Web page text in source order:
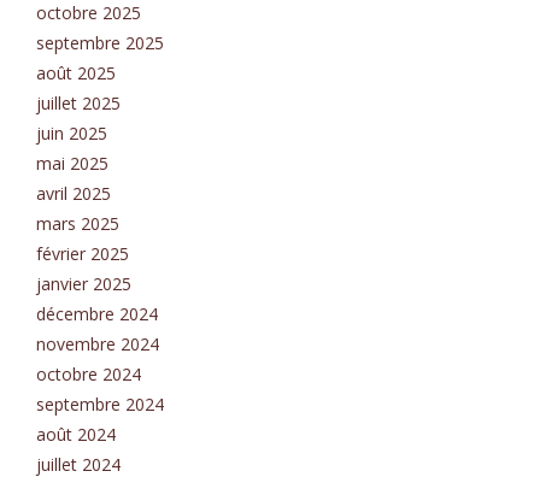
octobre 2025
septembre 2025
août 2025
juillet 2025
juin 2025
mai 2025
avril 2025
mars 2025
février 2025
janvier 2025
décembre 2024
novembre 2024
octobre 2024
septembre 2024
août 2024
juillet 2024